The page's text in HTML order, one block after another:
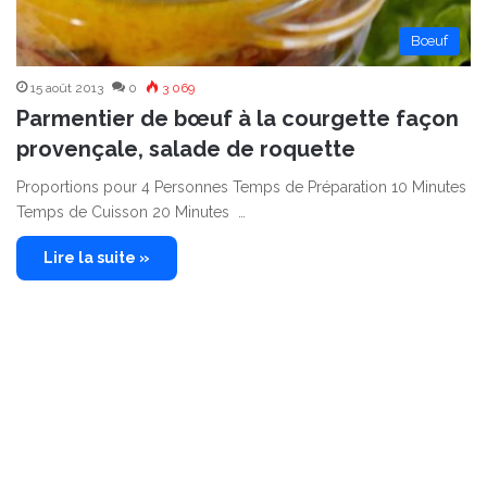
Bœuf
15 août 2013 0 3 069
Parmentier de bœuf à la courgette façon
provençale, salade de roquette
Proportions pour 4 Personnes Temps de Préparation 10 Minutes
Temps de Cuisson 20 Minutes …
Lire la suite »